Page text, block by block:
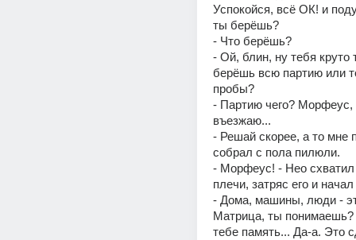
Успокойся, всё ОК! и
ты берёшь?
- Что берёшь?
- Ой, блин, ну тебя круто
берёшь всю партию или
пробы?
- Партию чего? Морфеус,
въезжаю...
- Решай скорее, а то мне
собрал с пола пилюли.
- Морфеус! - Нео схватил
плечи, затряс его и
- Дома, машины, люди -
Матрица, ты понимаешь?
тебе память... Да-а. Это